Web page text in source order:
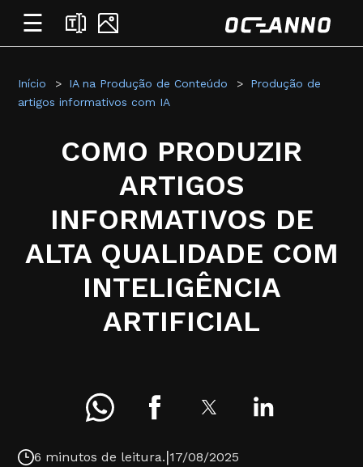
☰
Início IA na Produção de Conteúdo
Produção de
artigos informativos com IA
COMO PRODUZIR
ARTIGOS
INFORMATIVOS DE
ALTA QUALIDADE COM
INTELIGÊNCIA
ARTIFICIAL
6 minutos de leitura.|17/08/2025